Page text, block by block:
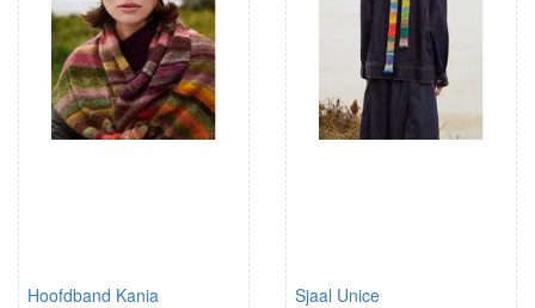
Hoofdband Kania Sjaal Unice